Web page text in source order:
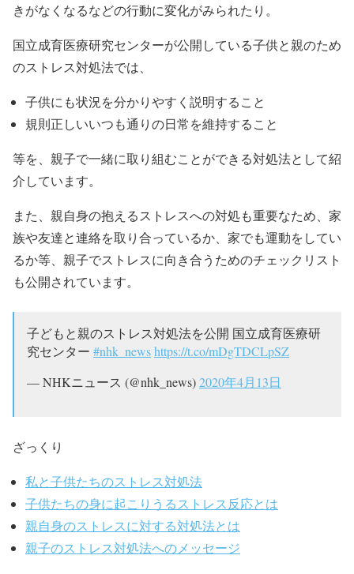
きがなくなるなどの行動に変化がみられたり。
国立成育医療研究センターが公開している子供と親のため
のストレス対処法では、
子供にも状況を分かりやすく説明すること
規則正しいいつも通りの日常を維持すること
等を、親子で一緒に取り組むことができる対処法として紹
介しています。
また、親自身の抱えるストレスへの対処も重要なため、家
族や友達と連絡を取り合っているか、家でも運動をしてい
るか等、親子でストレスに向き合うためのチェックリスト
も公開されています。
子どもと親のストレス対処法を公開 国立成育医療研
究センター #nhk_newshttps://t.co/mDgTDCLpSZ
— NHKニュース (@nhk_news)2020年4月13日
ざっくり
私と子供たちのストレス対処法
子供たちの身に起こりうるストレス反応とは
親自身のストレスに対する対処法とは
親子のストレス対処法へのメッセージ